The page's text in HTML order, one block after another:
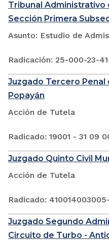
Tribunal Administrativo
Sección Primera
Asunto: Estudio de
Radicación: 25-000-23-
Juzgado Tercero Penal
Popayán
Acción de Tutela
Radicado: 19001 - 31 09
Juzgado Quinto Civil
Acción de Tutela
Radicado:
Juzgado Segundo
Circuito de Turbo -